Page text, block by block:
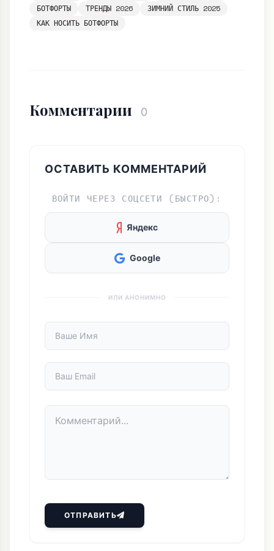
БОТФОРТЫ
ТРЕНДЫ 2026
ЗИМНИЙ СТИЛЬ 2025
КАК НОСИТЬ БОТФОРТЫ
Комментарии 0
ОСТАВИТЬ КОММЕНТАРИЙ
ВОЙТИ ЧЕРЕЗ СОЦСЕТИ (БЫСТРО):
Яндекс
Google
ИЛИ АНОНИМНО
ОТПРАВИТЬ